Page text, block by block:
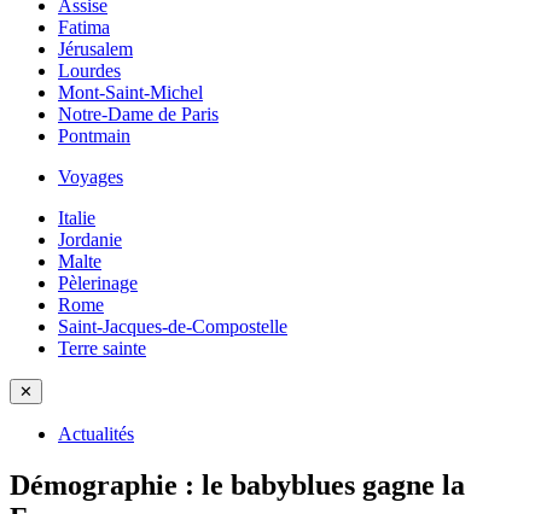
Assise
Fatima
Jérusalem
Lourdes
Mont-Saint-Michel
Notre-Dame de Paris
Pontmain
Voyages
Italie
Jordanie
Malte
Pèlerinage
Rome
Saint-Jacques-de-Compostelle
Terre sainte
✕
Actualités
Démographie : le babyblues gagne la